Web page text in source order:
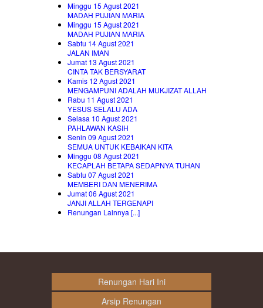
Minggu 15 Agust 2021
MADAH PUJIAN MARIA
Minggu 15 Agust 2021
MADAH PUJIAN MARIA
Sabtu 14 Agust 2021
JALAN IMAN
Jumat 13 Agust 2021
CINTA TAK BERSYARAT
Kamis 12 Agust 2021
MENGAMPUNI ADALAH MUKJIZAT ALLAH
Rabu 11 Agust 2021
YESUS SELALU ADA
Selasa 10 Agust 2021
PAHLAWAN KASIH
Senin 09 Agust 2021
SEMUA UNTUK KEBAIKAN KITA
Minggu 08 Agust 2021
KECAPLAH BETAPA SEDAPNYA TUHAN
Sabtu 07 Agust 2021
MEMBERI DAN MENERIMA
Jumat 06 Agust 2021
JANJI ALLAH TERGENAPI
Renungan Lainnya [...]
Renungan Hari Ini
Arsip Renungan